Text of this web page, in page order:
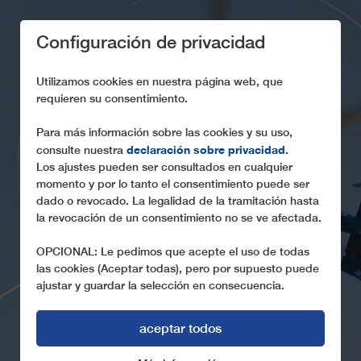
CONSTRUCCIÓN DE
UN TELEFÉRICO
Cómo se construye una instalación de transporte por
cable
Configuración de privacidad
Utilizamos cookies en nuestra página web, que
requieren su consentimiento.
Para más información sobre las cookies y su uso,
consulte nuestra declaración sobre privacidad.
Los ajustes pueden ser consultados en cualquier
momento y por lo tanto el consentimiento puede ser
dado o revocado. La legalidad de la tramitación hasta
la revocación de un consentimiento no se ve afectada.
OPCIONAL: Le pedimos que acepte el uso de todas
las cookies (Aceptar todas), pero por supuesto puede
ajustar y guardar la selección en consecuencia.
aceptar todos